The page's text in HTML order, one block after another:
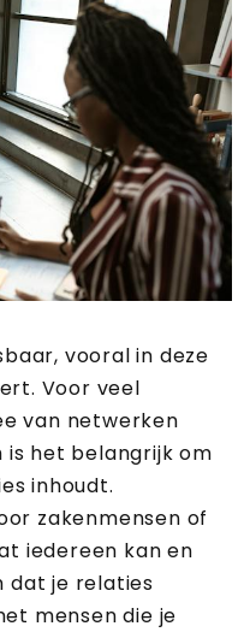
STERK
NETWERK
vooral in deze
Voor veel
van netwerken
is het belangrijk om
inhoudt.
zakenmensen of
iedereen kan en
dat je relaties
mensen die je